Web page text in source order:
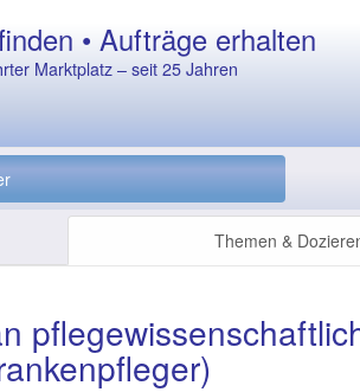
• Aufträge erhalten
Marktplatz – seit 25 Jahren
Themen &